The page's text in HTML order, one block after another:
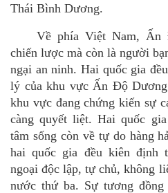
Thái Bình Dương.
Về phía Việt Nam,
chiến lược mà còn là người
ngại an ninh. Hai quốc gia
lý của khu vực Ấn Độ
khu vực đang chứng kiến sự
càng quyết liệt. Hai quốc
tâm sống còn về tự do hàng
hai quốc gia đều kiên định
ngoại độc lập, tự chủ, không
nước thứ ba. Sự tương